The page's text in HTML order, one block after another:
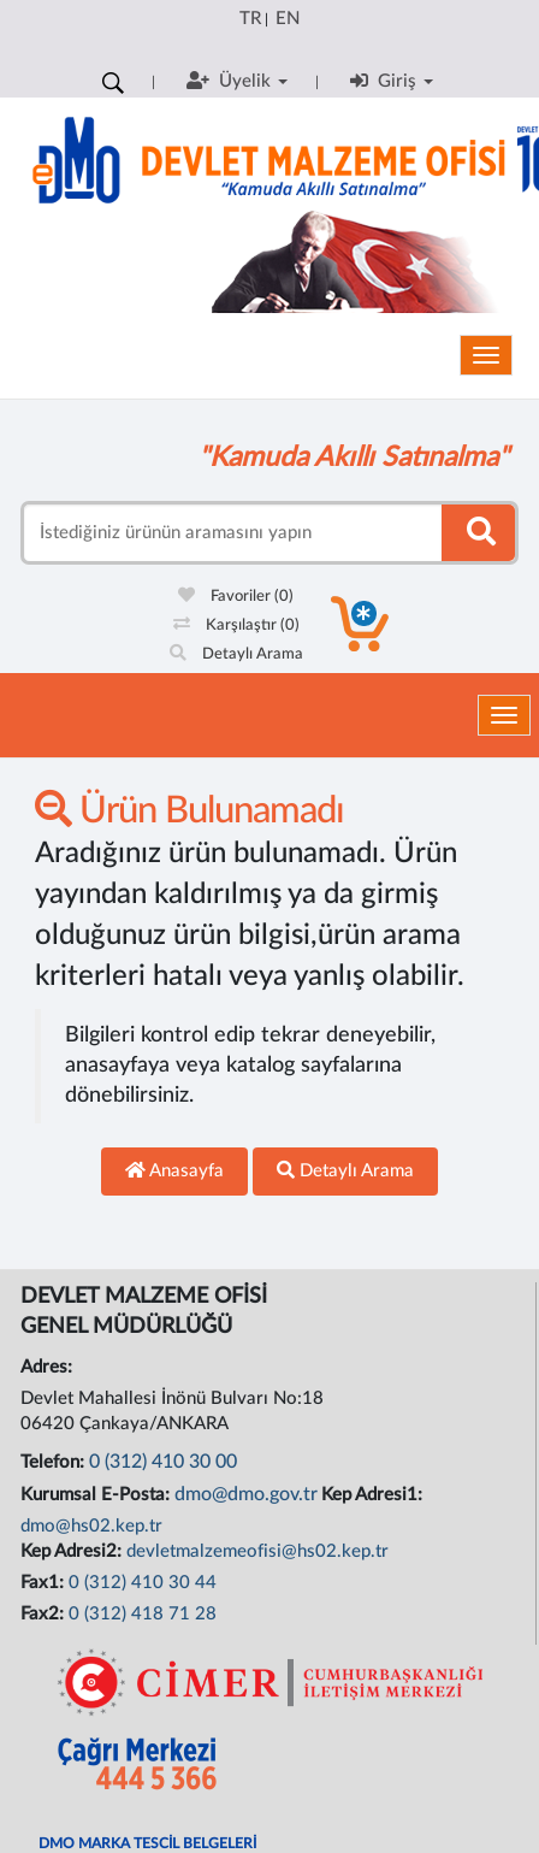
TR| EN
Üyelik Giriş
"Kamuda Akıllı Satınalma"
Favoriler(0)
Karşılaştır (0)
Detaylı Arama
Ürün Bulunamadı
Aradığınız ürün bulunamadı. Ürün
yayından kaldırılmış ya da girmiş
olduğunuz ürün bilgisi,ürün arama
kriterleri hatalı veya yanlış olabilir.
Bilgileri kontrol edip tekrar deneyebilir,
anasayfaya veya katalog sayfalarına
dönebilirsiniz.
Anasayfa Detaylı Arama
DEVLET MALZEME OFİSİ
GENEL MÜDÜRLÜĞÜ
Adres:
Devlet Mahallesi İnönü Bulvarı No:18
06420 Çankaya/ANKARA
Telefon:0 (312) 410 30 00
Kurumsal E-Posta:dmo@dmo.gov.tr Kep Adresi1:
dmo@hs02.kep.tr
Kep Adresi2:devletmalzemeofisi@hs02.kep.tr
Fax1:0 (312) 410 30 44
Fax2:0 (312) 418 71 28
DMO MARKA TESCİL BELGELERİ